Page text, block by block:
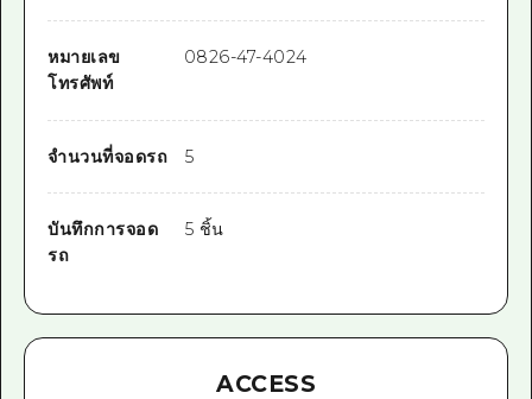
หมายเลข
โทรศัพท์
0826-47-4024
จำนวนที่จอดรถ 5
บันทึกการจอด
รถ
5 ชิ้น
ACCESS